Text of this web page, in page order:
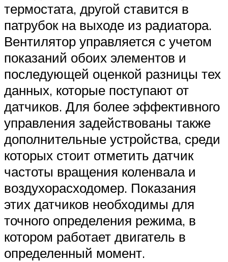
термостата, другой ставится в
патрубок на выходе из радиатора.
Вентилятор управляется с учетом
показаний обоих элементов и
последующей оценкой разницы тех
данных, которые поступают от
датчиков. Для более эффективного
управления задействованы также
дополнительные устройства, среди
которых стоит отметить датчик
частоты вращения коленвала и
воздухорасходомер. Показания
этих датчиков необходимы для
точного определения режима, в
котором работает двигатель в
определенный момент.